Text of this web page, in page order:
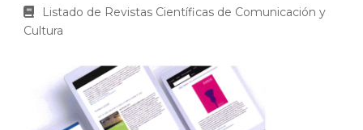
Listado de Revistas Científicas de Comunicación y
Cultura